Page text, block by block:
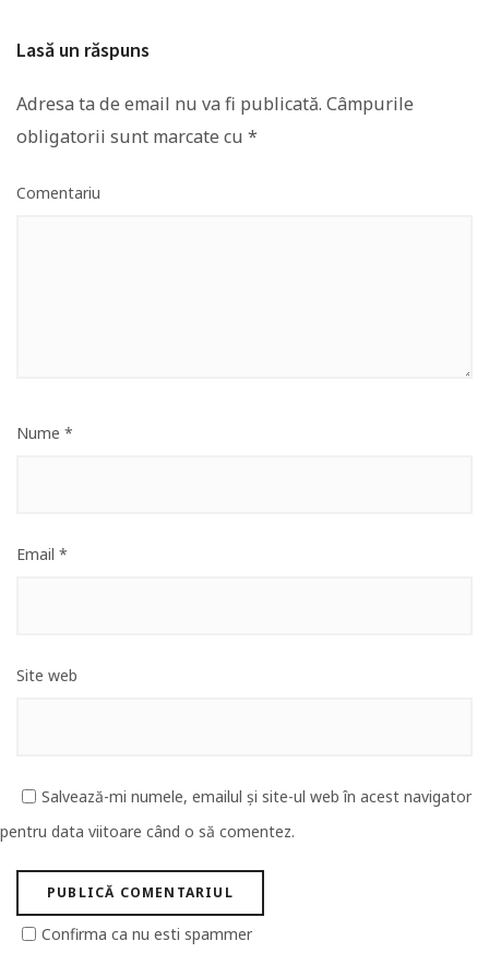
Lasă un răspuns
Adresa ta de email nu va fi publicată. Câmpurile
obligatorii sunt marcate cu *
Comentariu
Nume *
Email *
Site web
Salvează-mi numele, emailul și site-ul web în acest navigator
pentru data viitoare când o să comentez.
Confirma ca nu esti spammer